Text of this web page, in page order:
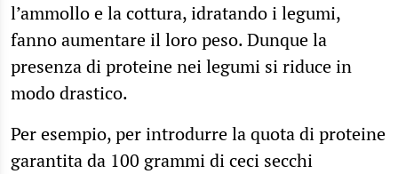
l’ammollo e la cottura, idratando i legumi,
fanno aumentare il loro peso. Dunque la
presenza di proteine nei legumi si riduce in
modo drastico.
Per esempio, per introdurre la quota di proteine
garantita da 100 grammi di ceci secchi